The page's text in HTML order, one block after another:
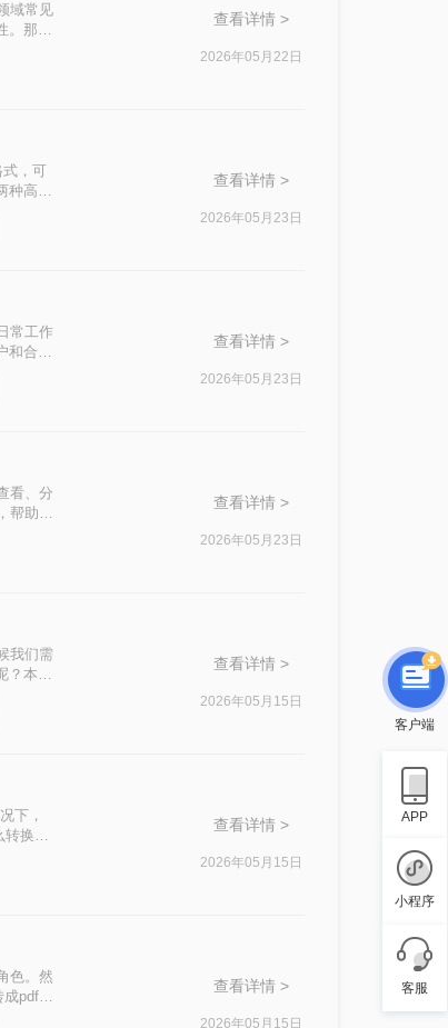
域常见
。那么
查看详情 >
2026年05月22日
，可
种高效
查看详情 >
2026年05月23日
常工作
和合作
查看详情 >
2026年05月23日
看、分
帮助您
查看详情 >
2026年05月23日
我们需
？本文
查看详情 >
2026年05月15日
下，
转换成
查看详情 >
2026年05月15日
色。然
pdf格
查看详情 >
2026年05月15日
客户端
APP
小程序
客服